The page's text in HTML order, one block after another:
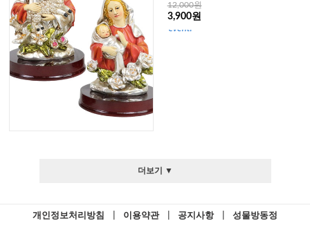
12,000원
3,900원
더보기 ▼
개인정보처리방침 이용약관 공지사항 성물방동정